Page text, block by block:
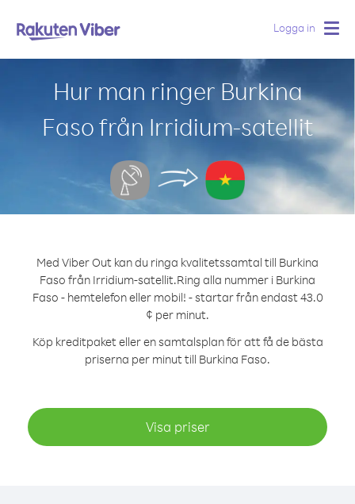
Logga in
Hur man ringer Burkina
Faso från Irridium-satellit
Med Viber Out kan du ringa kvalitetssamtal till Burkina
Faso från Irridium-satellit.Ring alla nummer i Burkina
Faso - hemtelefon eller mobil! - startar från endast 43.0
¢ per minut.
Köp kreditpaket eller en samtalsplan för att få de bästa
priserna per minut till Burkina Faso.
Visa priser